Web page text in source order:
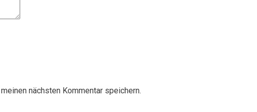
nächsten Kommentar speichern.